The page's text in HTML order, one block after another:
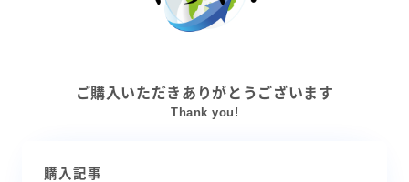
ご購入いただきありがとうございます
Thank you!
購入記事